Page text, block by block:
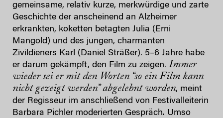
gemeinsame, relativ kurze, merkwürdige und zarte
Geschichte der anscheinend an Alzheimer
erkrankten, koketten betagten Julia (Erni
Mangold) und des jungen, charmanten
Zivildieners Karl (Daniel Sträßer). 5–6 Jahre habe
er darum gekämpft, den Film zu zeigen. Immer
wieder sei er mit den Worten “so ein Film kann
nicht gezeigt werden” abgelehnt worden, meint
der Regisseur im anschließend von Festivalleiterin
Barbara Pichler moderierten Gespräch. Umso